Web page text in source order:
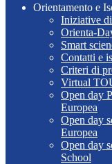
Orientamento e
Iniziative
Orienta-
Smart
Contatti e
Criteri di
Virtual
Open day
Europea
Open day
Europea
Open day
School